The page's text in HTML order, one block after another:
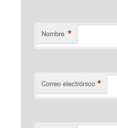
Nombre *
Correo electrónico *